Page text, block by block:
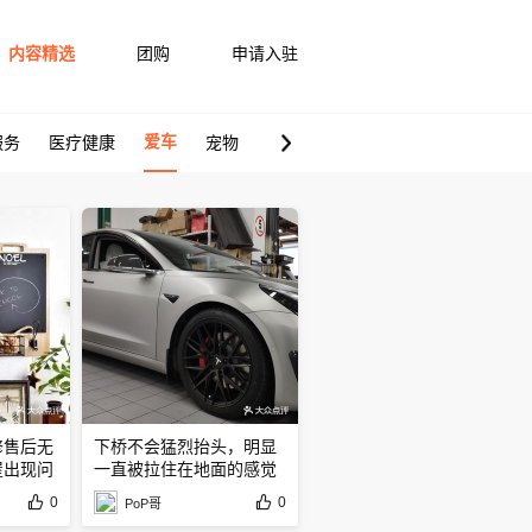
内容精选 团购 申请入驻
务 医疗健康 爱车 宠物
后无
现问
0
下桥不会猛烈抬头，明显
一直被拉住在地面的感觉
PoP哥 0